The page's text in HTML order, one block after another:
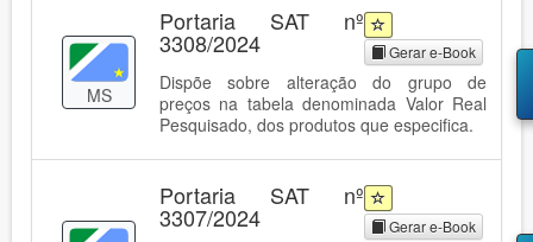
MS
Portaria SAT nº
3308/2024 Gerar e-Book
Dispõe sobre alteração do grupo de
preços na tabela denominada Valor Real
Pesquisado, dos produtos que especifica.
Portaria SAT nº
3307/2024 Gerar e-Book